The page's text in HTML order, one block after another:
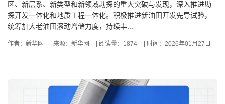
区、新层系、新类型和新领域勘探的重大突破与发现，深入推进勘
探开发一体化和地质工程一体化。积极推进新油田开发先导试验，
统筹加大老油田滚动增储力度，持续丰...
作者：新华网 来源：新华网 阅读量：1874 时间：2026年01月27日